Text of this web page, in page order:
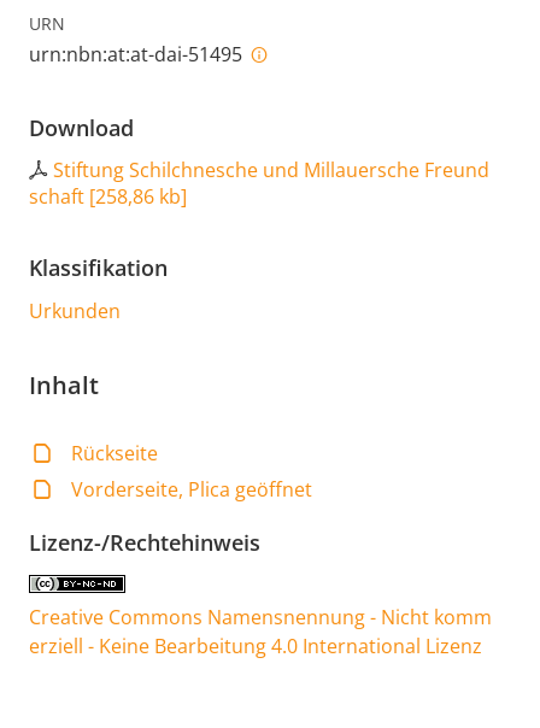
URN
urn:nbn:at:at-dai-51495
Download
Stiftung Schilchnesche und Millauersche Freund
schaft [258,86 kb]
Klassifikation
Urkunden
Inhalt
Rückseite
Vorderseite, Plica geöffnet
Lizenz-/Rechtehinweis
Creative Commons Namensnennung - Nicht komm
erziell - Keine Bearbeitung 4.0 International Lizenz